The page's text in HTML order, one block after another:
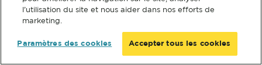
l’utilisation du site et nous aider dans nos efforts de
marketing.
Paramètres des cookies Accepter tous les cookies